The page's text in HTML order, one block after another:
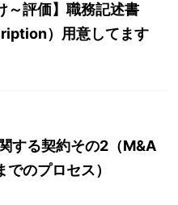
評価】職務記述書
）用意してます
する契約その2（M&A
のプロセス）